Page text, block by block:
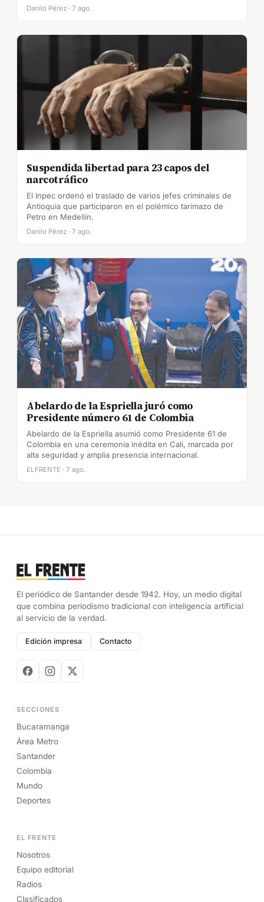
Danilo Pérez · 7 ago.
Suspendida libertad para 23 capos del
narcotráfico
El Inpec ordenó el traslado de varios jefes criminales de
Antioquia que participaron en el polémico tarimazo de
Petro en Medellín.
Danilo Pérez · 7 ago.
Abelardo de la Espriella juró como
Presidente número 61 de Colombia
Abelardo de la Espriella asumió como Presidente 61 de
Colombia en una ceremonia inédita en Cali, marcada por
alta seguridad y amplia presencia internacional.
ELFRENTE · 7 ago.
El periódico de Santander desde 1942. Hoy, un medio digital
que combina periodismo tradicional con inteligencia artificial
al servicio de la verdad.
Edición impresa Contacto
SECCIONES
Bucaramanga
Área Metro
Santander
Colombia
Mundo
Deportes
EL FRENTE
Nosotros
Equipo editorial
Radios
Clasificados